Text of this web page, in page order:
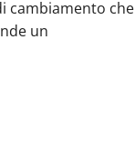
cambiamento che
un